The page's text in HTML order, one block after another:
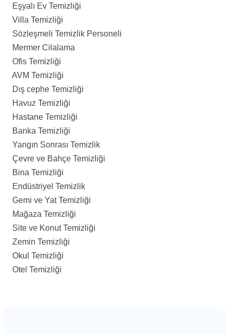
Eşyalı Ev Temizliği
Villa Temizliği
Sözleşmeli Temizlik Personeli
Mermer Cilalama
Ofis Temizliği
AVM Temizliği
Dış cephe Temizliği
Havuz Temizliği
Hastane Temizliği
Banka Temizliği
Yangın Sonrası Temizlik
Çevre ve Bahçe Temizliği
Bina Temizliği
Endüstriyel Temizlik
Gemi ve Yat Temizliği
Mağaza Temizliği
Site ve Konut Temizliği
Zemin Temizliği
Okul Temizliği
Otel Temizliği